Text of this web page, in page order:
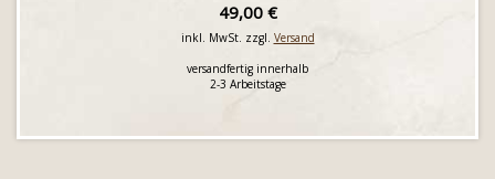
49,00 €
inkl. MwSt. zzgl. Versand
versandfertig innerhalb
2-3 Arbeitstage